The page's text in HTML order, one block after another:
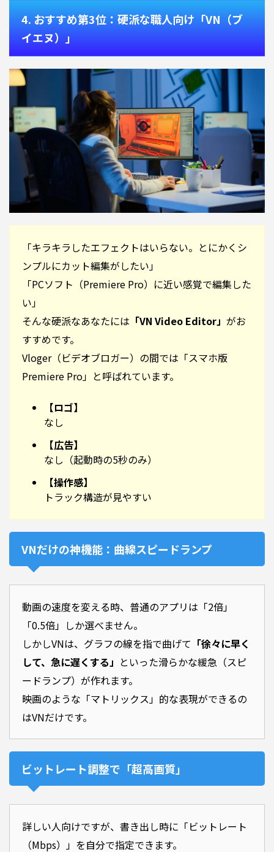
4. おすすめ第3位：硬派な職人向け「VN（ブ
イエヌ）」
「キラキラしたエフェクトはいらない。とにかくシ
ンプルにカット編集がしたい」
「PCソフト（Premiere Pro）に近い感覚で編集した
い」
そんな硬派なあなたには 「VN Video Editor」 がお
すすめです。
Vloger（ビデオブロガー）の間では「スマホ版
Premiere Pro」と呼ばれています。
【ロゴ】
なし
【広告】
なし（起動時の5秒のみ）
【操作感】
トラック構造が見やすい
VNだけの神機能：曲線スピードランプ
動画の速度を変える時、普通のアプリは「2倍」
「0.5倍」しか選べません。
しかしVNは、グラフの線を指で曲げて 「徐々に早く
して、急に遅くする」 といった滑らかな緩急（スピ
ードランプ）が作れます。
映画のような「マトリックス」的な表現ができるの
はVNだけです。
ビットレート調整で「超高画質」
詳しい人向けですが、書き出し時に「ビットレート
（Mbps）」を自分で指定できます。